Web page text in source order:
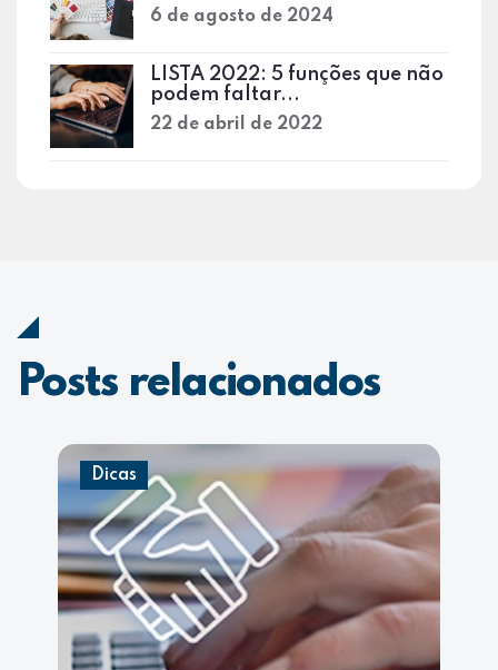
6 de agosto de 2024
LISTA 2022: 5 funções que não
podem faltar...
22 de abril de 2022
Posts relacionados
Dicas